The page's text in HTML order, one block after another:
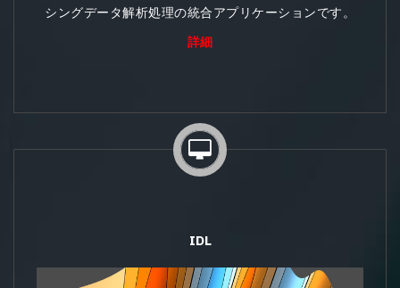
シングデータ解析処理の統合アプリケーションです。
詳細
IDL